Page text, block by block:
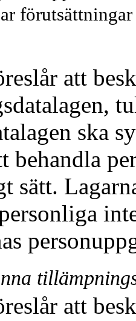
att
ska
behandla
sätt.
att